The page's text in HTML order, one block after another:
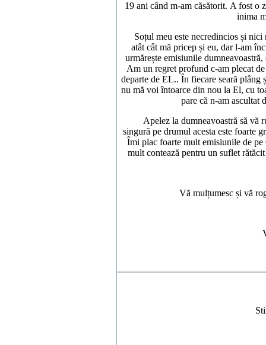
19 ani când m-am căsătorit. A fost
inima
Soțul meu este necredincios și nici
atât cât mă pricep și eu, dar l-am
urmărește emisiunile
Am un regret profund c-am plecat
departe de EL.. În fiecare seară plâng
nu mă voi întoarce din nou la El, cu
pare că n-am ascultat
Apelez la dumneavoastră să vă
singură pe drumul acesta este foarte
Îmi plac foarte mult emisiunile de pe
mult contează pentru un suflet
Vă mulțumesc și vă